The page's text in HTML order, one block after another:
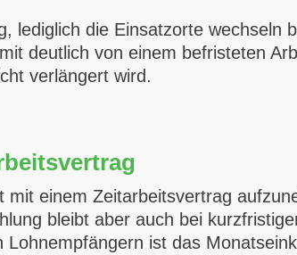
lediglich die Einsatzorte wechseln
deutlich von einem befristeten
verlängert wird.
einem Zeitarbeitsvertrag
bleibt aber auch bei
ist das